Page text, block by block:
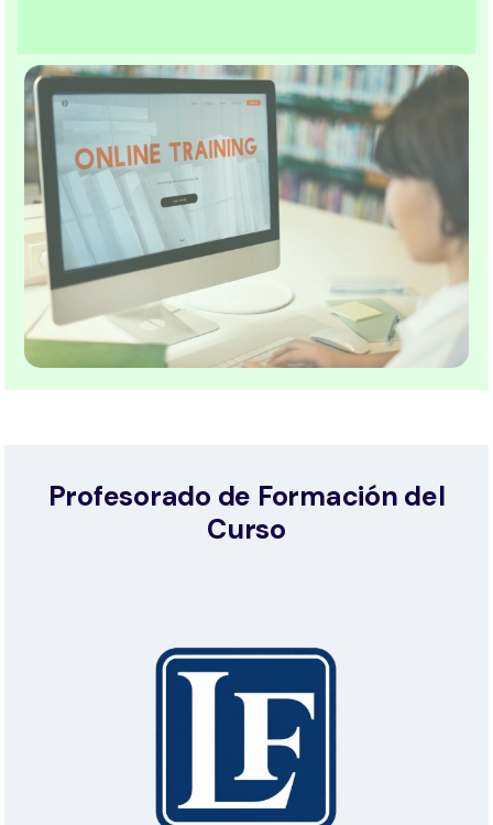
Profesorado de Formación del
Curso